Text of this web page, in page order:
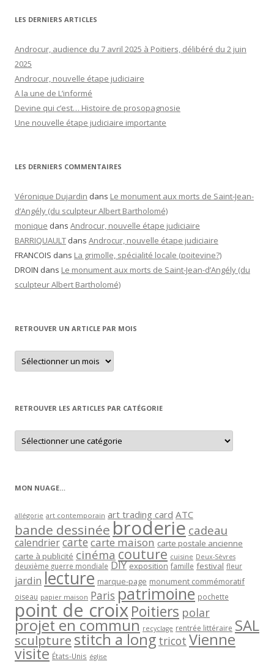
LES DERNIERS ARTICLES
Androcur, audience du 7 avril 2025 à Poitiers, délibéré du 2 juin
2025
Androcur, nouvelle étape judiciaire
A la une de L’informé
Devine qui c’est… Histoire de prosopagnosie
Une nouvelle étape judiciaire importante
LES DERNIERS COMMENTAIRES
Véronique Dujardin dans Le monument aux morts de Saint-Jean-
d’Angély (du sculpteur Albert Bartholomé)
monique dans Androcur, nouvelle étape judiciaire
BARRIQUAULT dans Androcur, nouvelle étape judiciaire
FRANCOIS dans La grimolle, spécialité locale (poitevine?)
DROIN dans Le monument aux morts de Saint-Jean-d’Angély (du
sculpteur Albert Bartholomé)
RETROUVER UN ARTICLE PAR MOIS
Retrouver
un
article
RETROUVER LES ARTICLES PAR CATÉGORIE
Retrouver
les
articles
MON NUAGE…
allégorie art contemporain art trading card ATC
bande dessinée broderie cadeau
calendriercartecarte maison carte postale ancienne
carte à publicité cinéma couture cuisine Deux-Sèvres
deuxième guerre mondiale DIY exposition famille festival fleur
jardin lecture marque-page monument commémoratif
oiseau papier maison Paris patrimoine pochette
point de croixPoitiers polar
projet en commun recyclage rentrée littéraire SAL
sculpturestitch a long tricot Vienne
visite États-Unis église